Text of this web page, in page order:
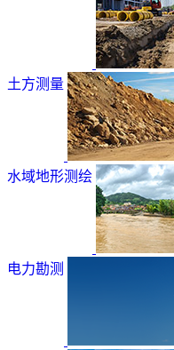
土方测量
水域地形测绘
电力勘测